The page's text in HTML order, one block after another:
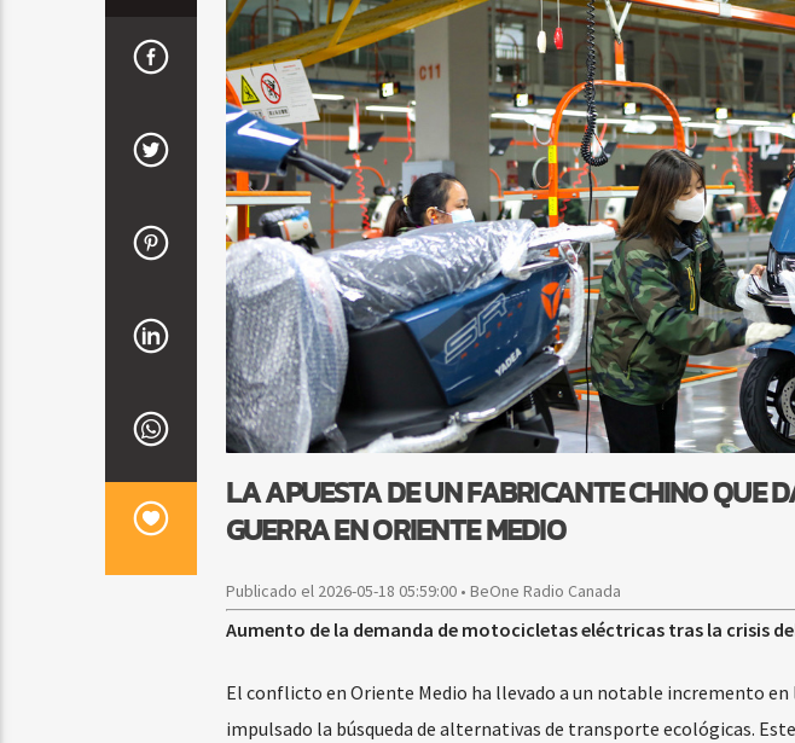
LA APUESTA DE UN FABRICANTE CHINO QUE
GUERRA EN ORIENTE MEDIO
Publicado el 2026-05-18 05:59:00 • BeOne Radio Canada
Aumento de la demanda de motocicletas eléctricas tras la crisis
El conflicto en Oriente Medio ha llevado a un notable incremento
impulsado la búsqueda de alternativas de transporte ecológicas.